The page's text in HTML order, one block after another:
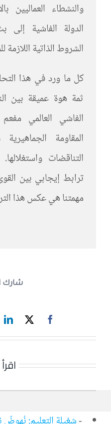
والنشطاء العماليين
الدولة الفاشية
الشروط الذاتية اللازمة
كل ما ورد في هذا
ثمة هوة عميقة بين
الفاشي العالمي
المقاومة
التناقضات
ترابط إيجابي بين
مهمتنا هي عكس هذا
شارك